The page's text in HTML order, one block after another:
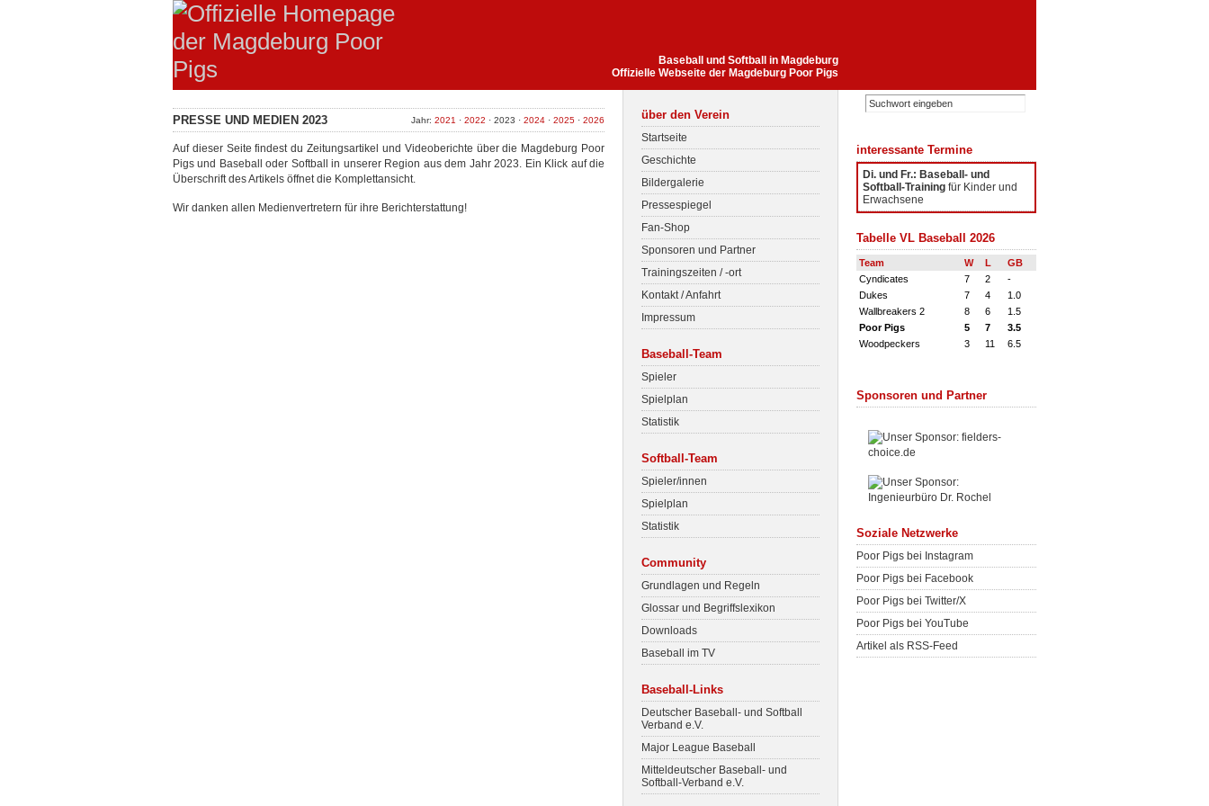
Baseball und Softball in Magdeburg
Offizielle Webseite der Magdeburg Poor Pigs
PRESSE UND MEDIEN 2023 Jahr: 2021 · 2022 · 2023 · 2024 · 2025 · 2026
Auf dieser Seite findest du Zeitungsartikel und Videoberichte über die Magdeburg Poor
Pigs und Baseball oder Softball in unserer Region aus dem Jahr 2023. Ein Klick auf die
Überschrift des Artikels öffnet die Komplettansicht.
Wir danken allen Medienvertretern für ihre Berichterstattung!
über den Verein
Startseite
Geschichte
Bildergalerie
Pressespiegel
Fan-Shop
Sponsoren und Partner
Trainingszeiten / -ort
Kontakt / Anfahrt
Impressum
Baseball-Team
Spieler
Spielplan
Statistik
Softball-Team
Spieler/innen
Spielplan
Statistik
Community
Grundlagen und Regeln
Glossar und Begriffslexikon
Downloads
Baseball im TV
Baseball-Links
Deutscher Baseball- und Softball
Verband e.V.
Major League Baseball
Mitteldeutscher Baseball- und
Softball-Verband e.V.
interessante Termine
Di. und Fr.: Baseball- und
Softball-Training für Kinder und
Erwachsene
Tabelle VL Baseball 2026
Team W L
GB
Cyndicates
7 2
-
Dukes
7 4
1.0
Wallbreakers 2
8 6
1.5
Poor Pigs
5 7
3.5
Woodpeckers
3 11 6.5
Sponsoren und Partner
Soziale Netzwerke
Poor Pigs bei Instagram
Poor Pigs bei Facebook
Poor Pigs bei Twitter/X
Poor Pigs bei YouTube
Artikel als RSS-Feed